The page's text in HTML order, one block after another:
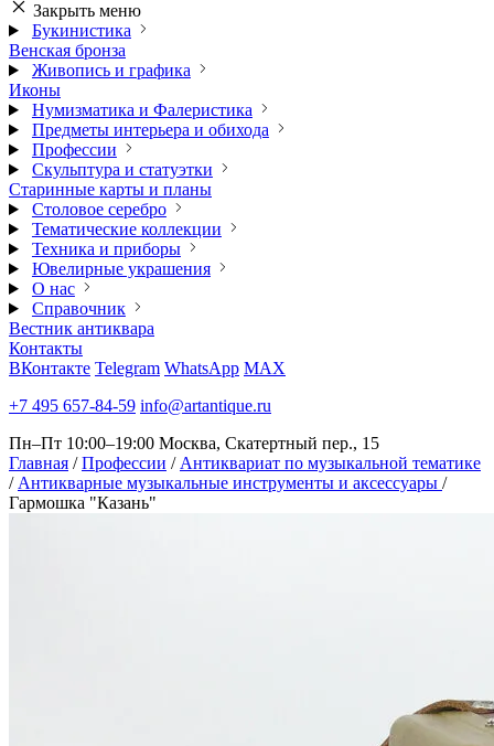
Закрыть меню
Букинистика
Венская бронза
Живопись и графика
Иконы
Нумизматика и Фалеристика
Предметы интерьера и обихода
Профессии
Скульптура и статуэтки
Старинные карты и планы
Столовое серебро
Тематические коллекции
Техника и приборы
Ювелирные украшения
О нас
Справочник
Вестник антиквара
Контакты
ВКонтакте Telegram WhatsApp MAX
+7 495 657-84-59 info@artantique.ru
Пн–Пт 10:00–19:00 Москва, Скатертный пер., 15
Главная / Профессии / Антиквариат по музыкальной тематике
/ Антикварные музыкальные инструменты и аксессуары /
Гармошка "Казань"